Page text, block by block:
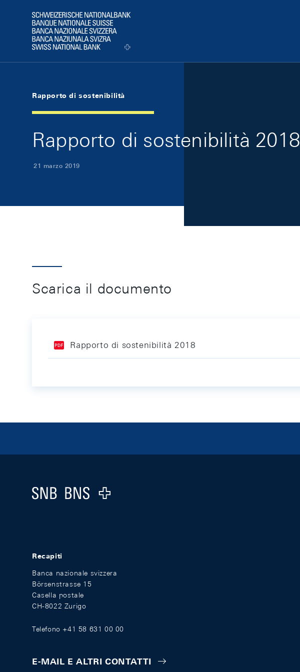
Logo
Rapporto di sostenibilità
Rapporto di sostenibilità 2018
21 marzo 2019
Scarica il documento
Rapporto di sostenibilità 2018
Logo
Recapiti
Banca nazionale svizzera
Börsenstrasse 15
Casella postale
CH-8022 Zurigo
Telefono +41 58 631 00 00
E-MAIL E ALTRI CONTATTI